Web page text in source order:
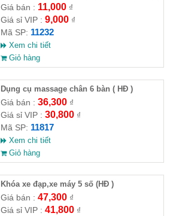
máy giặt CLEANING FLUID
Giá bán : 11,000₫
Giá sỉ VIP : 9,000₫
Mã SP: 11232
Xem chi tiết
Giỏ hàng
Dụng cụ massage chân 6 bàn ( HĐ )
Giá bán : 36,300₫
Giá sỉ VIP : 30,800₫
Mã SP: 11817
Xem chi tiết
Giỏ hàng
Khóa xe đạp,xe máy 5 số (HĐ )
Giá bán : 47,300₫
Giá sỉ VIP : 41,800₫